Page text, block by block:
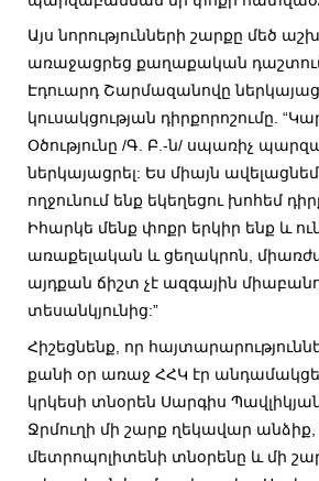
Այս նորությունների շարքը մեծ
առաջացրեց քաղաքական
Էդուարդ Շարմազանովը
կուսակցության դիրքորոշումը.
Օծությունը /Գ. Բ.-ն/ սպառիչ
ներկայացրել: Ես միայն
ողջունում ենք եկեղեցու խոհեմ
Իհարկե մենք փոքր երկիր ենք և
առաքելական և ցեղակրոն,
այդքան ճիշտ չէ ազգային
տեսանկյունից:”
Հիշեցնենք, որ
քանի օր առաջ ՀՀԿ էր
կրկեսի տնօրեն Սարգիս
Ջրմուղի մի շարք ղեկավար
մետրոպոլիտենի տնօրենը և մի